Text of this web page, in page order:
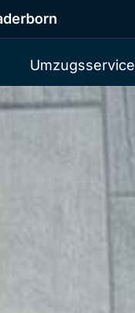
Umzugsservice